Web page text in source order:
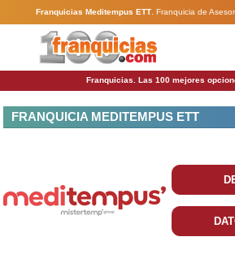
Franquicias Meditempus ETT. Franquicia de
Franquicias. Las 100 mejores
FRANQUICIA MEDITEMPUS ETT